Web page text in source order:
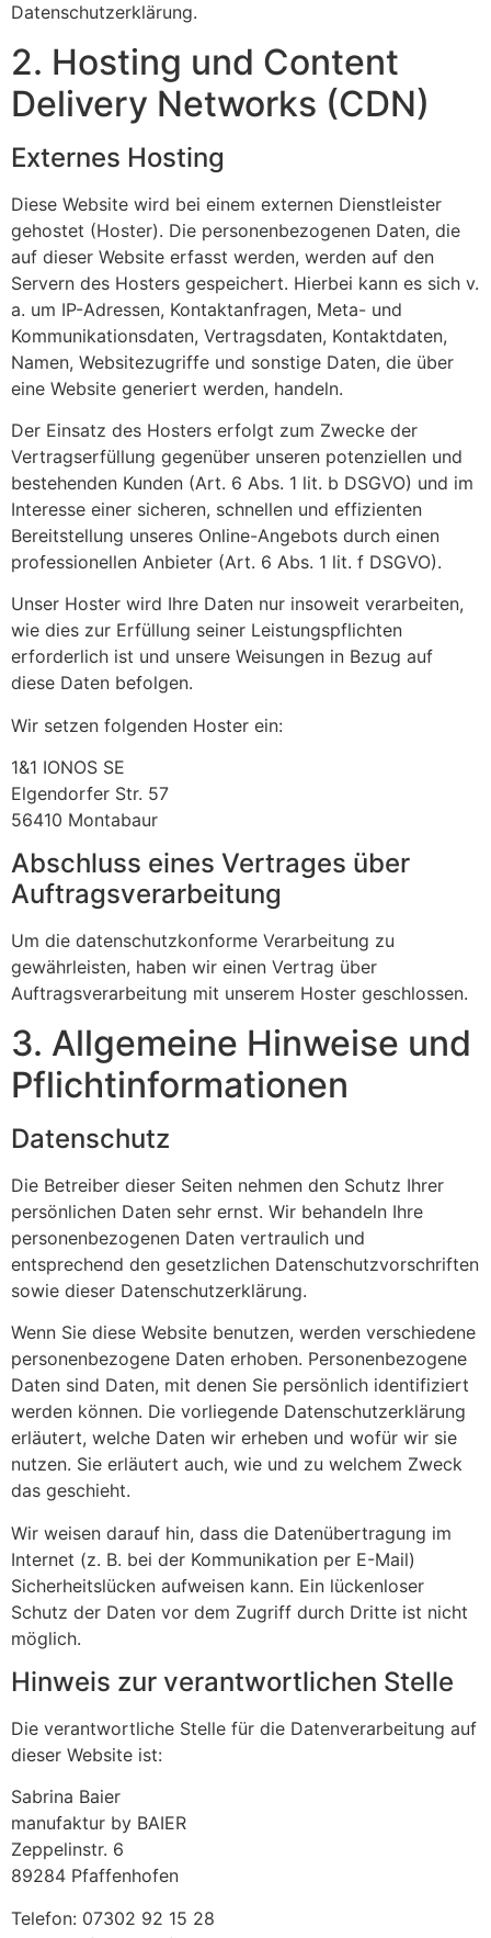
Datenschutzerklärung.
2. Hosting und Content
Delivery Networks (CDN)
Externes Hosting
Diese Website wird bei einem externen Dienstleister
gehostet (Hoster). Die personenbezogenen Daten, die
auf dieser Website erfasst werden, werden auf den
Servern des Hosters gespeichert. Hierbei kann es sich v.
a. um IP-Adressen, Kontaktanfragen, Meta- und
Kommunikationsdaten, Vertragsdaten, Kontaktdaten,
Namen, Websitezugriffe und sonstige Daten, die über
eine Website generiert werden, handeln.
Der Einsatz des Hosters erfolgt zum Zwecke der
Vertragserfüllung gegenüber unseren potenziellen und
bestehenden Kunden (Art. 6 Abs. 1 lit. b DSGVO) und im
Interesse einer sicheren, schnellen und effizienten
Bereitstellung unseres Online-Angebots durch einen
professionellen Anbieter (Art. 6 Abs. 1 lit. f DSGVO).
Unser Hoster wird Ihre Daten nur insoweit verarbeiten,
wie dies zur Erfüllung seiner Leistungspflichten
erforderlich ist und unsere Weisungen in Bezug auf
diese Daten befolgen.
Wir setzen folgenden Hoster ein:
1&1 IONOS SE
Elgendorfer Str. 57
56410 Montabaur
Abschluss eines Vertrages über
Auftragsverarbeitung
Um die datenschutzkonforme Verarbeitung zu
gewährleisten, haben wir einen Vertrag über
Auftragsverarbeitung mit unserem Hoster geschlossen.
3. Allgemeine Hinweise und
Pflicht­informationen
Datenschutz
Die Betreiber dieser Seiten nehmen den Schutz Ihrer
persönlichen Daten sehr ernst. Wir behandeln Ihre
personenbezogenen Daten vertraulich und
entsprechend den gesetzlichen Datenschutzvorschriften
sowie dieser Datenschutzerklärung.
Wenn Sie diese Website benutzen, werden verschiedene
personenbezogene Daten erhoben. Personenbezogene
Daten sind Daten, mit denen Sie persönlich identifiziert
werden können. Die vorliegende Datenschutzerklärung
erläutert, welche Daten wir erheben und wofür wir sie
nutzen. Sie erläutert auch, wie und zu welchem Zweck
das geschieht.
Wir weisen darauf hin, dass die Datenübertragung im
Internet (z. B. bei der Kommunikation per E-Mail)
Sicherheitslücken aufweisen kann. Ein lückenloser
Schutz der Daten vor dem Zugriff durch Dritte ist nicht
möglich.
Hinweis zur verantwortlichen Stelle
Die verantwortliche Stelle für die Datenverarbeitung auf
dieser Website ist:
Sabrina Baier
manufaktur by BAIER
Zeppelinstr. 6
89284 Pfaffenhofen
Telefon: 07302 92 15 28